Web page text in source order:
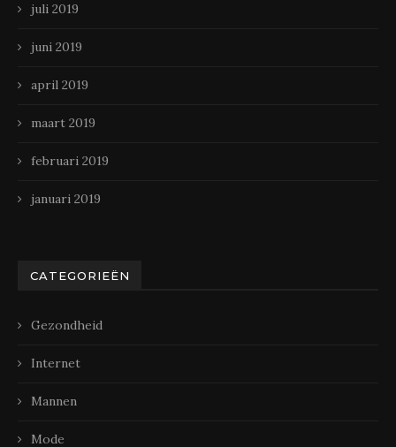
juli 2019
juni 2019
april 2019
maart 2019
februari 2019
januari 2019
CATEGORIEËN
Gezondheid
Internet
Mannen
Mode